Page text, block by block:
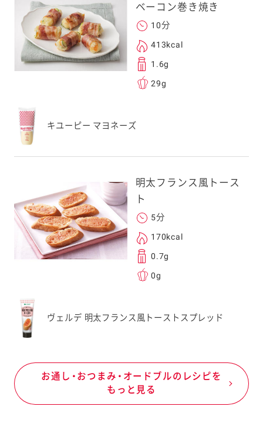
ベーコン巻き焼き
10分
413kcal
1.6g
29g
キユーピー マヨネーズ
明太フランス風トース
ト
5分
170kcal
0.7g
0g
ヴェルデ 明太フランス風トーストスプレッド
お通し・おつまみ・オードブルのレシピを
もっと見る